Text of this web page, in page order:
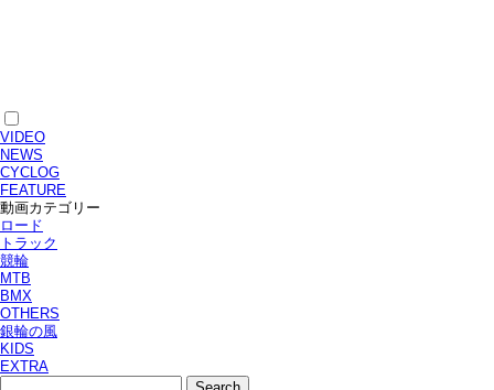
VIDEO
NEWS
CYCLOG
FEATURE
動画カテゴリー
ロード
トラック
競輪
MTB
BMX
OTHERS
銀輪の風
KIDS
EXTRA